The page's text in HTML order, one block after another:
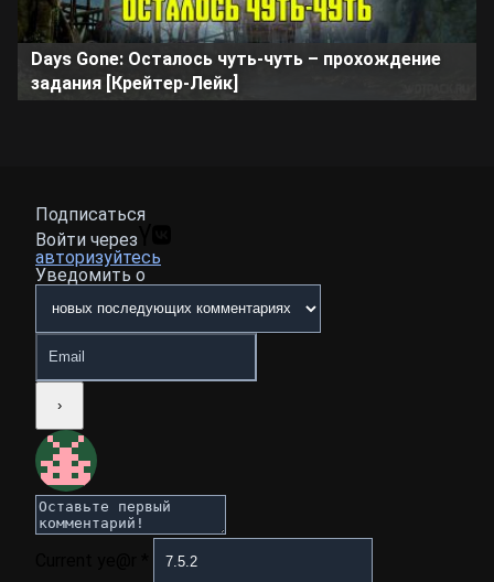
Days Gone: Осталось чуть-чуть – прохождение
задания [Крейтер-Лейк]
Подписаться
Войти через
авторизуйтесь
Уведомить о